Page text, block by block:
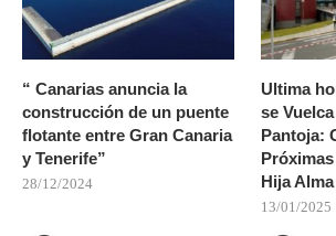
“ Canarias anuncia la
construcción de un puente
flotante entre Gran Canaria
y Tenerife”
28/12/2024
Ultima
se
Pantoja:
Hija Alma
13/01/2025